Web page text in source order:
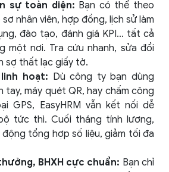
sự toàn diện: Bạn có thể theo
nhân viên, hợp đồng, lịch sử làm
đào tạo, đánh giá KPI… tất cả
một nơi. Tra cứu nhanh, sửa đổi
sợ thất lạc giấy tờ.
hoạt: Dù công ty bạn dùng
tay, máy quét QR, hay chấm công
GPS, EasyHRM vẫn kết nối dễ
tức thì. Cuối tháng tính lương,
tổng hợp số liệu, giảm tối đa
BHXH cực chuẩn: Bạn chỉ